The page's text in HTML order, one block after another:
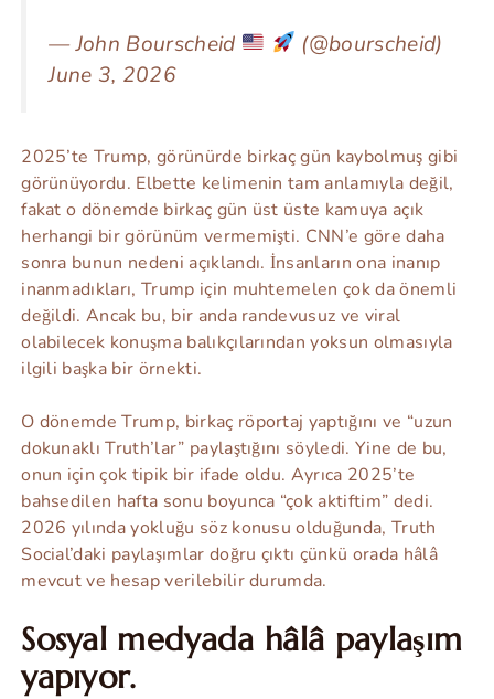
— John Bourscheid
(@bourscheid)
June 3, 2026
2025’te Trump, görünürde birkaç gün kaybolmuş gibi
görünüyordu. Elbette kelimenin tam anlamıyla değil,
fakat o dönemde birkaç gün üst üste kamuya açık
herhangi bir görünüm vermemişti. CNN’e göre daha
sonra bunun nedeni açıklandı. İnsanların ona inanıp
inanmadıkları, Trump için muhtemelen çok da önemli
değildi. Ancak bu, bir anda randevusuz ve viral
olabilecek konuşma balıkçılarından yoksun olmasıyla
ilgili başka bir örnekti.
O dönemde Trump, birkaç röportaj yaptığını ve “uzun
dokunaklı Truth’lar” paylaştığını söyledi. Yine de bu,
onun için çok tipik bir ifade oldu. Ayrıca 2025’te
bahsedilen hafta sonu boyunca “çok aktiftim” dedi.
2026 yılında yokluğu söz konusu olduğunda, Truth
Social’daki paylaşımlar doğru çıktı çünkü orada hâlâ
mevcut ve hesap verilebilir durumda.
Sosyal medyada hâlâ paylaşım
yapıyor.